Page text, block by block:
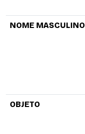
NOME MASCULINO
OBJETO